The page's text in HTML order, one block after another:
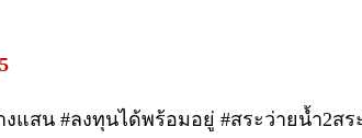
างแสน #ลงทุนได้พร้อมอยู่ #สระว่ายน้ำ